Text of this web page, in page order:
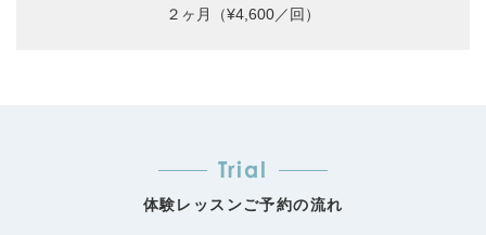
２ヶ月（¥4,600／回）
Trial
体験レッスンご予約の流れ